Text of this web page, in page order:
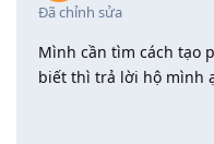
Đã chỉnh sửa
Mình cần tìm cách tạo
biết thì trả lời hộ mình